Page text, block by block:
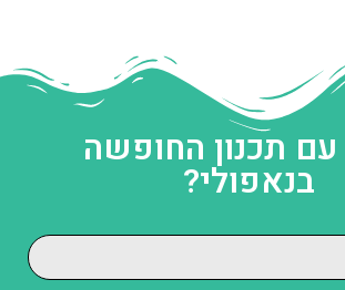
עם תכנון החופשה
בנאפולי?